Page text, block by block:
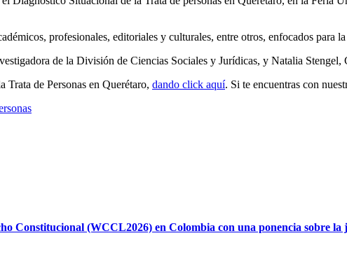
profesionales, editoriales y culturales, entre otros, enfocados
de la División de Ciencias Sociales y Jurídicas, y Natalia Stengel,
de Personas en Querétaro, dando click aquí. Si te encuentras con
Constitucional (WCCL2026) en Colombia con una ponencia sobre